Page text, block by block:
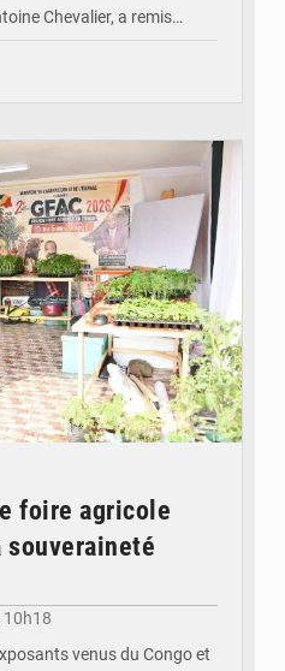
Chevalier, a remis…
foire agricole
10h18
venus du Congo et